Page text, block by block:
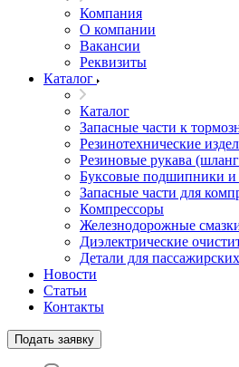
Компания
О компании
Вакансии
Реквизиты
Каталог
Каталог
Запасные части к
Резинотехнические
Резиновые рукава
Буксовые подшипники и
Запасные части для
Компрессоры
Железнодорожные
Диэлектрические
Детали для
Новости
Статьи
Контакты
Подать заявку